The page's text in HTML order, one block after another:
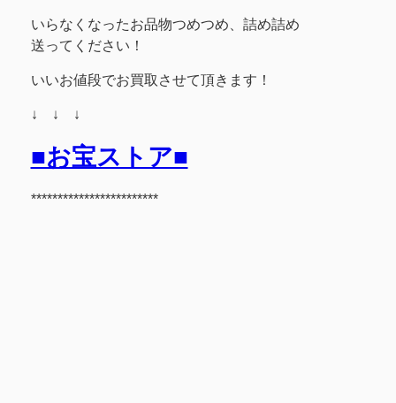
いらなくなったお品物つめつめ、詰め詰め
送ってください！
いいお値段でお買取させて頂きます！
↓ ↓ ↓
■お宝ストア■
************************